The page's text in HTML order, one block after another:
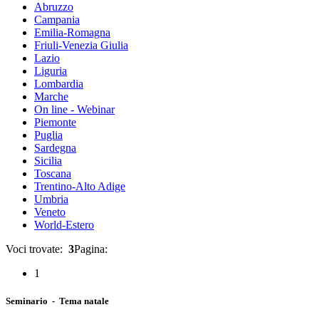
Abruzzo
Campania
Emilia-Romagna
Friuli-Venezia Giulia
Lazio
Liguria
Lombardia
Marche
On line - Webinar
Piemonte
Puglia
Sardegna
Sicilia
Toscana
Trentino-Alto Adige
Umbria
Veneto
World-Estero
Voci trovate: 3Pagina:
1
Seminario - Tema natale